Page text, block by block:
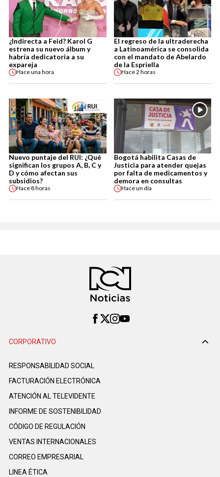
¿Indirecta a Feid? Karol G
estrena su nuevo álbum y
habría dedicatoria a su
expareja
Haceuna hora
El regreso de la ultraderecha
a Latinoamérica se consolida
con el mandato de Abelardo
de la Espriella
Hace2 horas
Nuevo puntaje del RUI: ¿Qué
significan los grupos A, B, C y
D y cómo afectan sus
subsidios?
Hace8 horas
Bogotá habilita Casas de
Justicia para atender quejas
por falta de medicamentos y
demora en consultas
Haceun día
CORPORATIVO
RESPONSABILIDAD SOCIAL
FACTURACIÓN ELECTRÓNICA
ATENCIÓN AL TELEVIDENTE
INFORME DE SOSTENIBILIDAD
CÓDIGO DE REGULACIÓN
VENTAS INTERNACIONALES
CORREO EMPRESARIAL
LINEA ÉTICA